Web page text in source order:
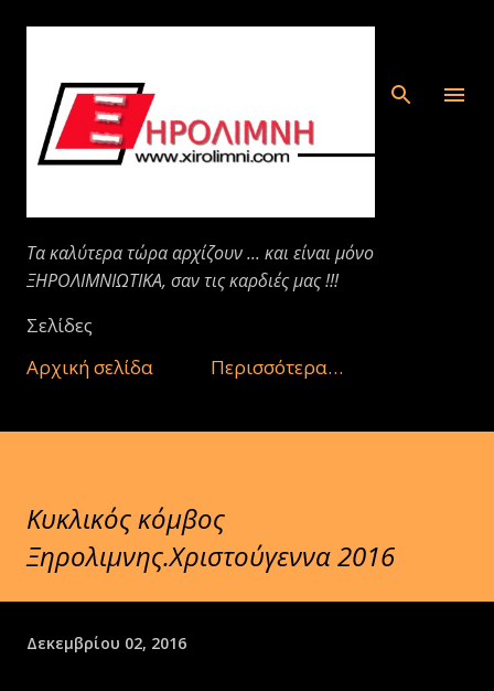
Μετάβαση στο κύριο περιεχόμενο
Τα καλύτερα τώρα αρχίζουν ... και είναι μόνο
ΞΗΡΟΛΙΜΝΙΩΤΙΚΑ, σαν τις καρδιές μας !!!
Σελίδες
Αρχική σελίδα
Περισσότερα…
Κυκλικός κόμβος
Ξηρολιμνης.Χριστούγεννα 2016
Δεκεμβρίου 02, 2016